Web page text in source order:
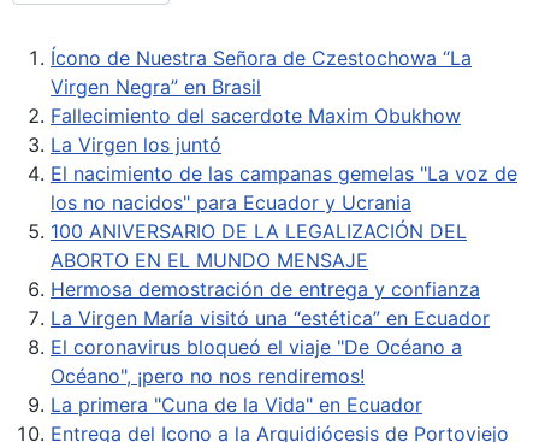
Ícono de Nuestra Señora de Czestochowa “La
Virgen Negra” en Brasil
Fallecimiento del sacerdote Maxim Obukhow
La Virgen los juntó
El nacimiento de las campanas gemelas "La voz de
los no nacidos" para Ecuador y Ucrania
100 ANIVERSARIO DE LA LEGALIZACIÓN DEL
ABORTO EN EL MUNDO MENSAJE
Hermosa demostración de entrega y confianza
La Virgen María visitó una “estética” en Ecuador
El coronavirus bloqueó el viaje "De Océano a
Océano", ¡pero no nos rendiremos!
La primera "Cuna de la Vida" en Ecuador
Entrega del Icono a la Arquidiócesis de Portoviejo